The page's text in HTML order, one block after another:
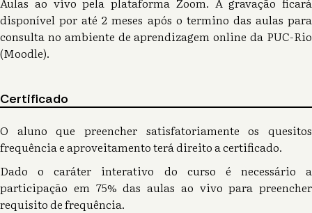
disponível por até 2 meses após o termino das aulas para
consulta no ambiente de aprendizagem online da PUC-Rio
(Moodle).
Certificado
O aluno que preencher satisfatoriamente os quesitos
frequência e aproveitamento terá direito a certificado.
Dado o caráter interativo do curso é necessário a
participação em 75% das aulas ao vivo para preencher
requisito de frequência.